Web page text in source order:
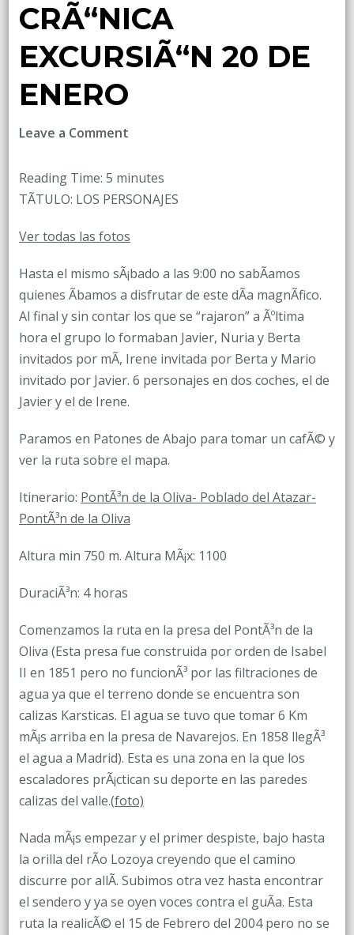
CRÃ“NICA
EXCURSIÃ“N 20 DE
ENERO
Leave a Commenton
EXCURSIÃ“N
20
ENERO
Reading Time: 5 minutes
TÃ­TULO: LOS PERSONAJES
Ver todas las fotos
Hasta el mismo sÃ¡bado a las 9:00 no sabÃ­amos
quienes Ã­bamos a disfrutar de este dÃ­a magnÃ­fico.
Al final y sin contar los que se “rajaron” a Ãºltima
hora el grupo lo formaban Javier, Nuria y Berta
invitados por mÃ­, Irene invitada por Berta y Mario
invitado por Javier. 6 personajes en dos coches, el de
Javier y el de Irene.
Paramos en Patones de Abajo para tomar un cafÃ© y
ver la ruta sobre el mapa.
Itinerario: PontÃ³n de la Oliva- Poblado del Atazar-
PontÃ³n de la Oliva
Altura min 750 m. Altura MÃ¡x: 1100
DuraciÃ³n: 4 horas
Comenzamos la ruta en la presa del PontÃ³n de la
Oliva (Esta presa fue construida por orden de Isabel
II en 1851 pero no funcionÃ³ por las filtraciones de
agua ya que el terreno donde se encuentra son
calizas Karsticas. El agua se tuvo que tomar 6 Km
mÃ¡s arriba en la presa de Navarejos. En 1858 llegÃ³
el agua a Madrid). Esta es una zona en la que los
escaladores prÃ¡ctican su deporte en las paredes
calizas del valle.(foto)
Nada mÃ¡s empezar y el primer despiste, bajo hasta
la orilla del rÃ­o Lozoya creyendo que el camino
discurre por allÃ­. Subimos otra vez hasta encontrar
el sendero y ya se oyen voces contra el guÃ­a. Esta
ruta la realicÃ© el 15 de Febrero del 2004 pero no se